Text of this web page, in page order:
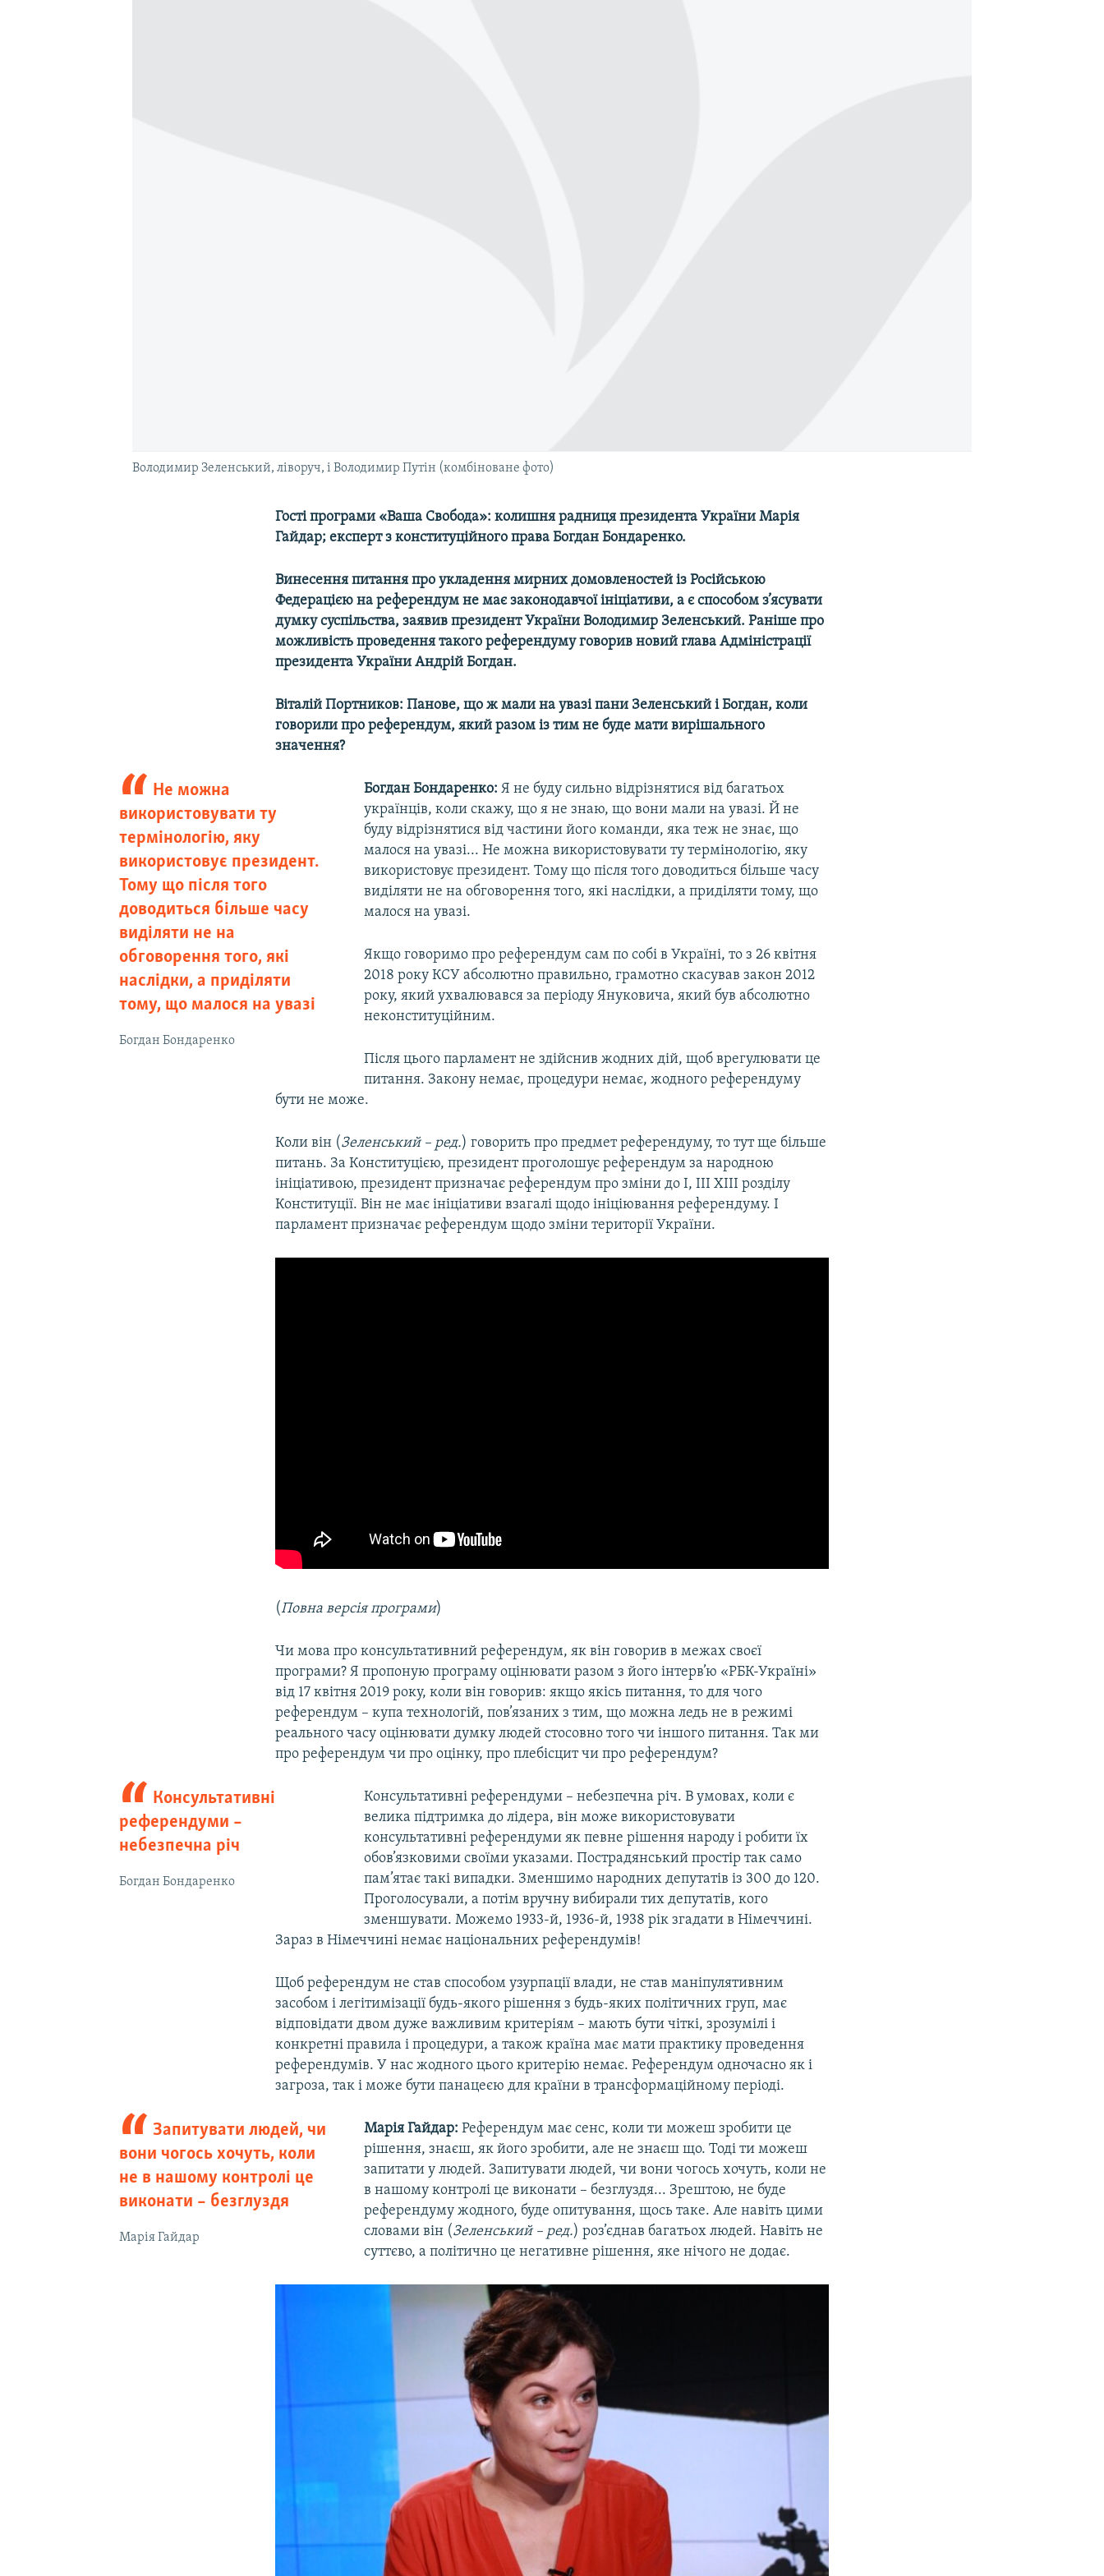
Володимир Зеленський, ліворуч, і Володимир Путін (комбіноване фото)
Гості програми «Ваша Свобода»: колишня радниця президента України Марія
Гайдар; експерт з конституційного права Богдан Бондаренко.
Винесення питання про укладення мирних домовленостей із Російською
Федерацією на референдум не має законодавчої ініціативи, а є способом з’ясувати
думку суспільства, заявив президент України Володимир Зеленський. Раніше про
можливість проведення такого референдуму говорив новий глава Адміністрації
президента України Андрій Богдан.
Віталій Портников: Панове, що ж мали на увазі пани Зеленський і Богдан, коли
говорили про референдум, який разом із тим не буде мати вирішального
значення?
Не можна
використовувати ту
термінологію, яку
використовує президент.
Тому що після того
доводиться більше часу
виділяти не на
обговорення того, які
наслідки, а приділяти
тому, що малося на увазі
Богдан Бондаренко
Богдан Бондаренко: Я не буду сильно відрізнятися від багатьох
українців, коли скажу, що я не знаю, що вони мали на увазі. Й не
буду відрізнятися від частини його команди, яка теж не знає, що
малося на увазі... Не можна використовувати ту термінологію, яку
використовує президент. Тому що після того доводиться більше часу
виділяти не на обговорення того, які наслідки, а приділяти тому, що
малося на увазі.
Якщо говоримо про референдум сам по собі в Україні, то з 26 квітня
2018 року КСУ абсолютно правильно, грамотно скасував закон 2012
року, який ухвалювався за періоду Януковича, який був абсолютно
неконституційним.
Після цього парламент не здійснив жодних дій, щоб врегулювати це
питання. Закону немає, процедури немає, жодного референдуму
бути не може.
Коли він (Зеленський – ред.) говорить про предмет референдуму, то тут ще більше
питань. За Конституцією, президент проголошує референдум за народною
ініціативою, президент призначає референдум про зміни до І, ІІІ ХІІІ розділу
Конституції. Він не має ініціативи взагалі щодо ініціювання референдуму. І
парламент призначає референдум щодо зміни території України.
(Повна версія програми)
Чи мова про консультативний референдум, як він говорив в межах своєї
програми? Я пропоную програму оцінювати разом з його інтерв’ю «РБК-Україні»
від 17 квітня 2019 року, коли він говорив: якщо якісь питання, то для чого
референдум – купа технологій, пов’язаних з тим, що можна ледь не в режимі
реального часу оцінювати думку людей стосовно того чи іншого питання. Так ми
про референдум чи про оцінку, про плебісцит чи про референдум?
Консультативні
референдуми –
небезпечна річ
Богдан Бондаренко
Консультативні референдуми – небезпечна річ. В умовах, коли є
велика підтримка до лідера, він може використовувати
консультативні референдуми як певне рішення народу і робити їх
обов’язковими своїми указами. Пострадянський простір так само
пам’ятає такі випадки. Зменшимо народних депутатів із 300 до 120.
Проголосували, а потім вручну вибирали тих депутатів, кого
зменшувати. Можемо 1933-й, 1936-й, 1938 рік згадати в Німеччині.
Зараз в Німеччині немає національних референдумів!
Щоб референдум не став способом узурпації влади, не став маніпулятивним
засобом і легітимізації будь-якого рішення з будь-яких політичних груп, має
відповідати двом дуже важливим критеріям – мають бути чіткі, зрозумілі і
конкретні правила і процедури, а також країна має мати практику проведення
референдумів. У нас жодного цього критерію немає. Референдум одночасно як і
загроза, так і може бути панацеєю для країни в трансформаційному періоді.
Запитувати людей, чи
вони чогось хочуть, коли
не в нашому контролі це
виконати – безглуздя
Марія Гайдар
Марія Гайдар: Референдум має сенс, коли ти можеш зробити це
рішення, знаєш, як його зробити, але не знаєш що. Тоді ти можеш
запитати у людей. Запитувати людей, чи вони чогось хочуть, коли не
в нашому контролі це виконати – безглуздя... Зрештою, не буде
референдуму жодного, буде опитування, щось таке. Але навіть цими
словами він (Зеленський – ред.) роз’єднав багатьох людей. Навіть не
суттєво, а політично це негативне рішення, яке нічого не додає.